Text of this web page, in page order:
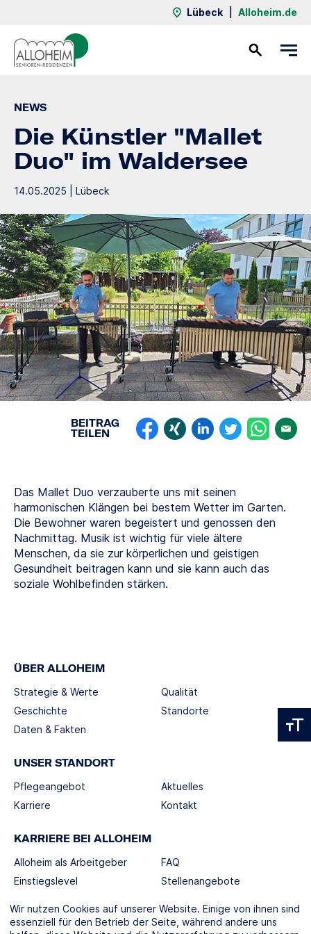
Lübeck Alloheim.de
NEWS
Die Künstler "Mallet
Duo" im Waldersee
14.05.2025 | Lübeck
BEITRAG
TEILEN
Das Mallet Duo verzauberte uns mit seinen
harmonischen Klängen bei bestem Wetter im Garten.
Die Bewohner waren begeistert und genossen den
Nachmittag. Musik ist wichtig für viele ältere
Menschen, da sie zur körperlichen und geistigen
Gesundheit beitragen kann und sie kann auch das
soziale Wohlbefinden stärken.
ÜBER ALLOHEIM
Strategie & Werte
Geschichte
Daten & Fakten
Qualität
Standorte
UNSER STANDORT
Pflegeangebot
Karriere
Aktuelles
Kontakt
KARRIERE BEI ALLOHEIM
Alloheim als Arbeitgeber
Einstiegslevel
FAQ
Stellenangebote
Wir nutzen Cookies auf unserer Website. Einige von ihnen sind
essenziell für den Betrieb der Seite, während andere uns